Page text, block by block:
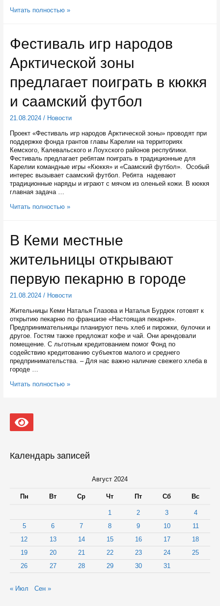
Новую
готовят
приёму
первых
Читать полностью »
Фестиваль игр народов
Арктической зоны
предлагает поиграть в кюккя
и саамский футбол
21.08.2024/ Новости
Проект «Фестиваль игр народов Арктической зоны» проводят при
поддержке фонда грантов главы Карелии на территориях
Кемского, Калевальского и Лоухского районов республики.
Фестиваль предлагает ребятам поиграть в традиционные для
Карелии командные игры «Кюккя» и «Саамский футбол». Особый
интерес вызывает саамский футбол. Ребята надевают
традиционные наряды и играют с мячом из оленьей кожи. В кюккя
главная задача …
Фестиваль
зоны
поиграть
в
футбол
Читать полностью »
В Кеми местные
жительницы открывают
первую пекарню в городе
21.08.2024/ Новости
Жительницы Кеми Наталья Глазова и Наталья Бурдюк готовят к
открытию пекарню по франшизе «Настоящая пекарня».
Предпринимательницы планируют печь хлеб и пирожки, булочки и
другое. Гостям также предложат кофе и чай. Они арендовали
помещение. С льготным кредитованием помог Фонд по
содействию кредитованию субъектов малого и среднего
предпринимательства. – Для нас важно наличие свежего хлеба в
городе …
В
открывают
первую
пекарню
Читать полностью »
Календарь записей
Август 2024
Пн Вт Ср Чт Пт Сб Вс
1 2 3
4
5
6 7 8 9 10
11
12
13 14 15 16 17
18
19
20 21 22 23 24
25
26
27 28 29 30 31
« Июл Сен »